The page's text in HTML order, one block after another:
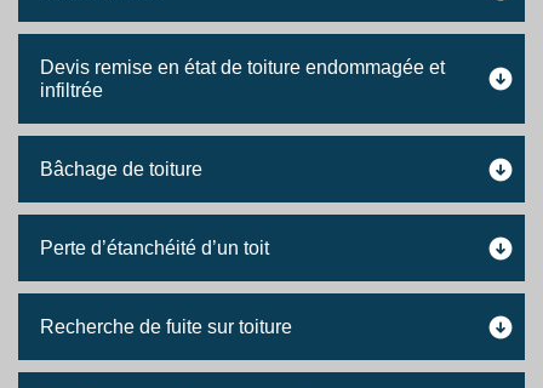
Devis remise en état de toiture endommagée et
infiltrée
Bâchage de toiture
Perte d’étanchéité d’un toit
Recherche de fuite sur toiture